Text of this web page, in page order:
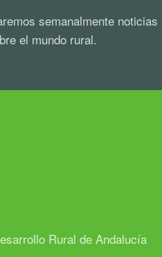
semanalmente noticias
el mundo rural.
Rural de Andalucía